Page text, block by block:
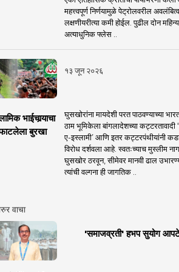
महत्त्वपूर्ण निर्णयामुळे पेट्रोलवरील अवलंबित्व
लक्षणीयरीत्या कमी होईल. पुढील दोन
अत्याधुनिक फ्लेस ..
१३ जून २०२६
भाईचार्‍याचा
बुरखा
घुसखोरांना मायदेशी परत पाठवण्याच्या
ठाम भूमिकेला बांगलादेशच्या कट्टरतावादी
ए-इस्लामी’ आणि इतर कट्टरपंथीयांनी
विरोध दर्शवला आहे. स्वतःच्याच मुस्लीम
घुसखोर ठरवून, सीमेवर मानवी ढाल
त्यांची वल्गना ही जागतिक ..
वाचा
'समाजव्रती' हभप सुयोग